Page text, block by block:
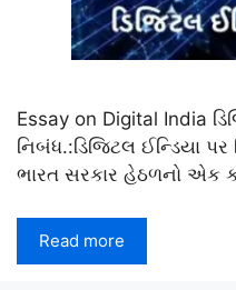
Essay on Digital India
નિબંધ.:ડિજિટલ ઈન્ડિયા
ભારત સરકાર હેઠળનો એક
Read more